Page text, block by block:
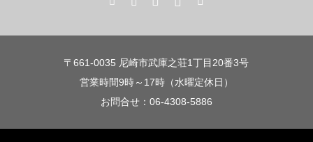
〒661-0035 尼崎市武庫之荘1丁目20番3号
営業時間9時～17時（水曜定休日）
お問合せ：06-4308-5886